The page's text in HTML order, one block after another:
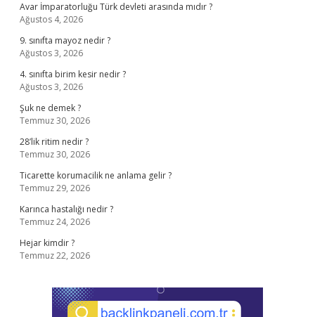
Avar İmparatorluğu Türk devleti arasında mıdır ?
Ağustos 4, 2026
9. sınıfta mayoz nedir ?
Ağustos 3, 2026
4. sınıfta birim kesir nedir ?
Ağustos 3, 2026
Şuk ne demek ?
Temmuz 30, 2026
28’lik ritim nedir ?
Temmuz 30, 2026
Ticarette korumacilik ne anlama gelir ?
Temmuz 29, 2026
Karınca hastalığı nedir ?
Temmuz 24, 2026
Hejar kimdir ?
Temmuz 22, 2026